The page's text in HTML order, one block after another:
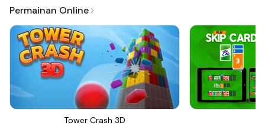
Permainan Online
Tower Crash 3D